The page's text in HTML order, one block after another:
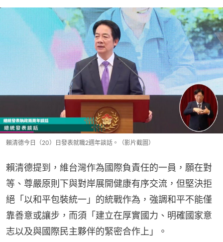
賴清德今日（20）日發表就職2週年談話。（影片截圖）
賴清德提到，維台灣作為國際負責任的一員，願在對
等、尊嚴原則下與對岸展開健康有序交流，但堅決拒
絕「以和平包裝統一」的統戰作為，強調和平不能僅
靠善意或讓步，而須「建立在厚實國力、明確國家意
志以及與國際民主夥伴的緊密合作上」。